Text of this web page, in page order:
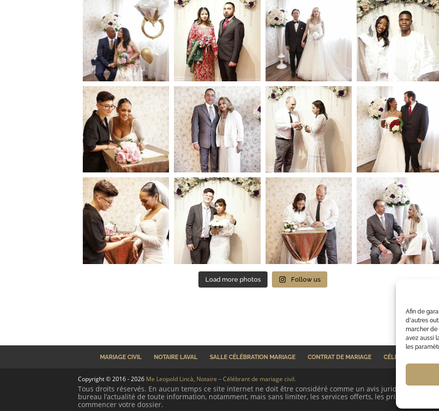
Afin de
d'autres
marcher de
avez aussi
les
Load more photos Follow us
MARIAGE CIVIL NOTAIRE LAVAL SALLE CÉLÉBRATION MARIAGE CONTRAT DE MARIAGE CÉLÉBRANT
Copyright © 2016 - 2026 Me Leopold Lincà, Notaire – Célébrant de mariage civil.
Tous droits réservés. En aucun temps ce site internet ne doit être considéré comme un avis juridique. Vous
bureau l’actualité de toute information, notamment, mais sans limiter, les services offerts, les prix, les
commencer votre dossier.